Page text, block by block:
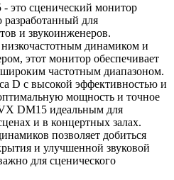
это сценический монитор
разработанный для
и звукоинженеров.
динамиком и
этот монитор обеспечивает
частотным диапазоном.
D с высокой эффективностью и
мощность и точное
DM15 идеальным для
и в концертных залах.
позволяет добиться
и улучшенной звуковой
для сценического